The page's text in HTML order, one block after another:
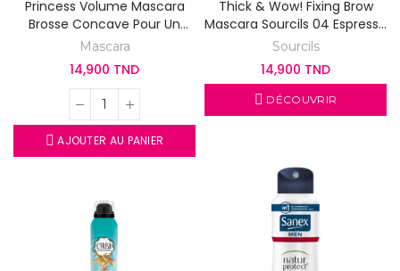
Princess Volume Mascara
Brosse Concave Pour Un
Regard Intense
Mascara
14,900 TND
AJOUTER AU PANIER
Thick & Wow! Fixing Brow
Mascara Sourcils 04 Espresso
Brown
Sourcils
14,900 TND
DÉCOUVRIR